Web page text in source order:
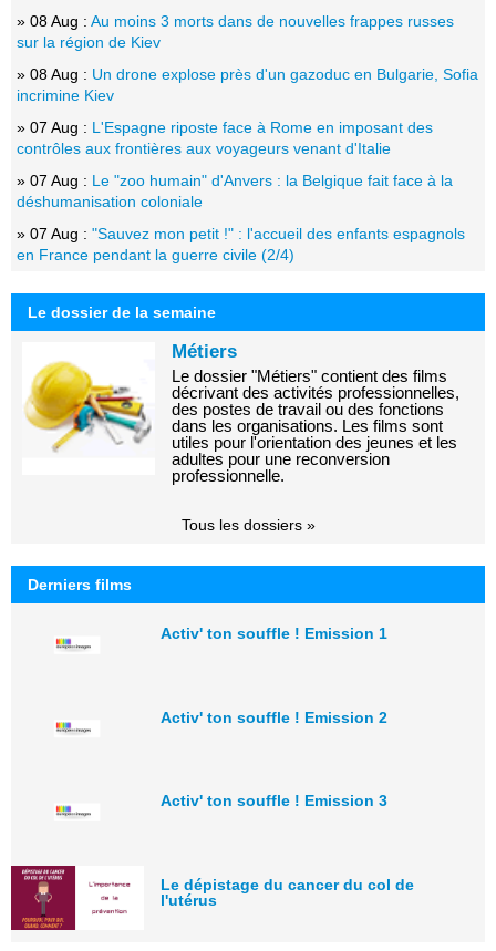
» 08 Aug : Au moins 3 morts dans de nouvelles frappes russes
sur la région de Kiev
» 08 Aug : Un drone explose près d'un gazoduc en Bulgarie, Sofia
incrimine Kiev
» 07 Aug : L'Espagne riposte face à Rome en imposant des
contrôles aux frontières aux voyageurs venant d'Italie
» 07 Aug : Le "zoo humain" d'Anvers : la Belgique fait face à la
déshumanisation coloniale
» 07 Aug : "Sauvez mon petit !" : l'accueil des enfants espagnols
en France pendant la guerre civile (2/4)
Le dossier de la semaine
Métiers
Le dossier "Métiers" contient des films
décrivant des activités professionnelles,
des postes de travail ou des fonctions
dans les organisations. Les films sont
utiles pour l'orientation des jeunes et les
adultes pour une reconversion
professionnelle.
Tous les dossiers »
Derniers films
Activ' ton souffle ! Emission 1
Activ' ton souffle ! Emission 2
Activ' ton souffle ! Emission 3
Le dépistage du cancer du col de
l'utérus